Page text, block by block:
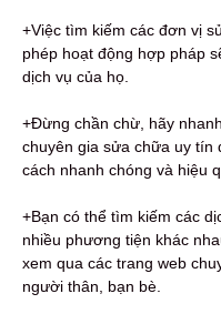
+Việc tìm kiếm các đơn vị
phép hoạt động hợp pháp
dịch vụ của họ.
+Đừng chần chừ, hãy
chuyên gia sửa chữa uy tín
cách nhanh chóng và hiệu
+Bạn có thể tìm kiếm các
nhiều phương tiện khác
xem qua các trang web
người thân, bạn bè.